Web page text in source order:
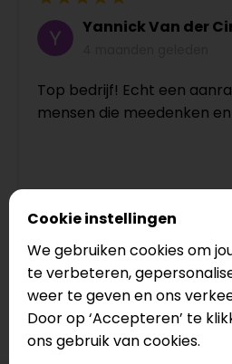
Yannick Van der
Top bedrijf! Echt een
mensen die meedenken
Bekijk op Google
Cookie instellingen
We gebruiken cookies om
te verbeteren,
weer te geven en ons
Door op ‘Accepteren’ te
ons gebruik van cookies.